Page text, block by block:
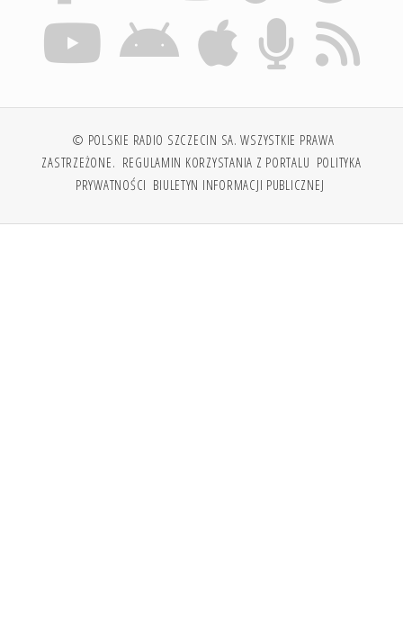
© POLSKIE RADIO SZCZECIN SA. WSZYSTKIE PRAWA
ZASTRZEŻONE. REGULAMIN KORZYSTANIA Z PORTALU POLITYKA
PRYWATNOŚCI BIULETYN INFORMACJI PUBLICZNEJ